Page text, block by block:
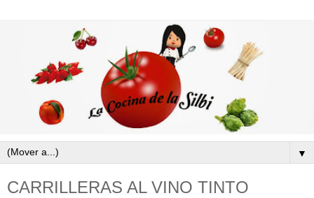
▼
CARRILLERAS AL VINO TINTO